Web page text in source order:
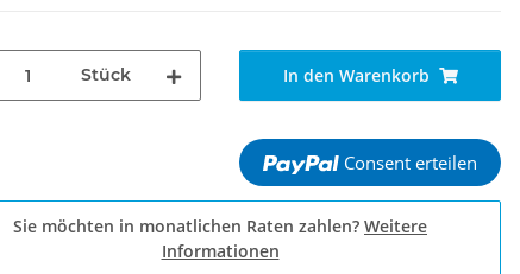
Stück In den Warenkorb
Consent erteilen
Sie möchten in monatlichen Raten zahlen? Weitere
Informationen